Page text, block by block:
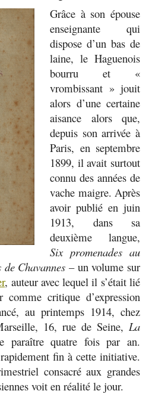
Grâce à son épouse
enseignante qui
dispose d’un bas de
laine, le Haguenois
bourru et «
vrombissant » jouit
alors d’une certaine
aisance alors que,
depuis son arrivée à
Paris, en septembre
1899, il avait surtout
connu des années de
vache maigre. Après
avoir publié en juin
1913, dans sa
deuxième langue,
Six promenades au
Chavannes – un volume sur
, auteur avec lequel il s’était lié
critique d’expression
au printemps 1914, chez
16, rue de Seine, La
paraître quatre fois par an.
fin à cette initiative.
consacré aux grandes
voit en réalité le jour.